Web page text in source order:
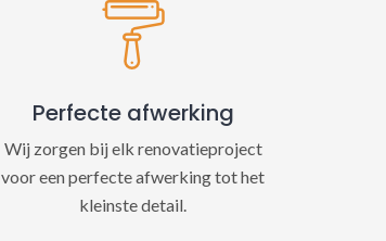
Perfecte afwerking
Wij zorgen bij elk renovatieproject
voor een perfecte afwerking tot het
kleinste detail.